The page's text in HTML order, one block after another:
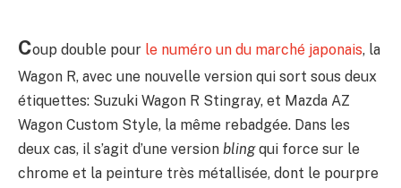
Coup double pour le numéro un du marché japonais, la
Wagon R, avec une nouvelle version qui sort sous deux
étiquettes: Suzuki Wagon R Stingray, et Mazda AZ
Wagon Custom Style, la même rebadgée. Dans les
deux cas, il s’agit d’une version blingqui force sur le
chrome et la peinture très métallisée, dont le pourpre